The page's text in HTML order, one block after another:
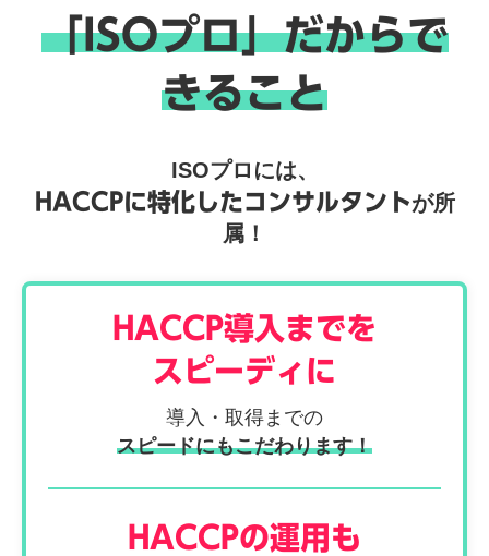
「ISOプロ」だからで
きること
ISOプロには、
HACCPに特化したコンサルタントが所
属！
HACCP導入までを
スピーディに
導入・取得までの
スピードにもこだわります！
HACCPの運用も